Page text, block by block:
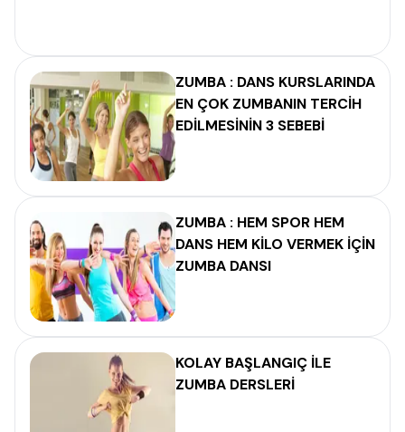
ZUMBA : DANS KURSLARINDA
EN ÇOK ZUMBANIN TERCİH
EDİLMESİNİN 3 SEBEBİ
ZUMBA : HEM SPOR HEM
DANS HEM KİLO VERMEK İÇİN
ZUMBA DANSI
KOLAY BAŞLANGIÇ İLE
ZUMBA DERSLERİ